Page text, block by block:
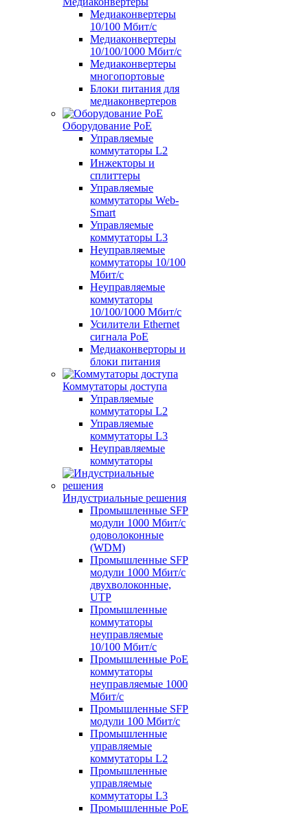
Медиаконвертеры
10/100 Мбит/с
Медиаконвертеры
10/100/1000 Мбит/c
Медиаконвертеры
многопортовые
Блоки питания для
медиаконвертеров
Оборудование PoE
Управляемые
коммутаторы L2
Инжекторы и
сплиттеры
Управляемые
коммутаторы Web-
Smart
Управляемые
коммутаторы L3
Неуправляемые
коммутаторы 10/100
Мбит/с
Неуправляемые
коммутаторы
10/100/1000 Мбит/с
Усилители Ethernet
сигнала PoE
Медиаконверторы и
блоки питания
Коммутаторы доступа
Управляемые
коммутаторы L2
Управляемые
коммутаторы L3
Неуправляемые
коммутаторы
Индустриальные решения
Промышленные SFP
модули 1000 Мбит/c
одоволоконные
(WDM)
Промышленные SFP
модули 1000 Мбит/c
двухволоконные,
UTP
Промышленные
коммутаторы
неуправляемые
10/100 Мбит/с
Промышленные PoE
коммутаторы
неуправляемые 1000
Мбит/с
Промышленные SFP
модули 100 Мбит/c
Промышленные
управляемые
коммутаторы L2
Промышленные
управляемые
коммутаторы L3
Промышленные PoE